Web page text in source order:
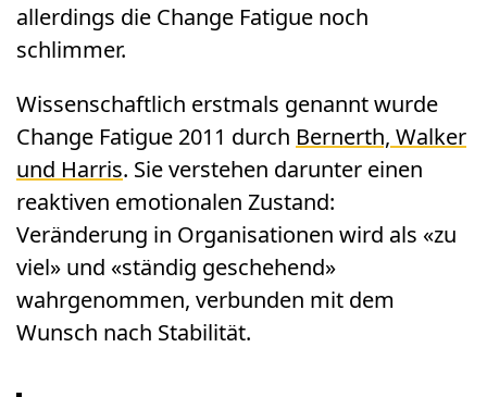
allerdings die Change Fatigue noch
schlimmer.
Wissenschaftlich erstmals genannt wurde
Change Fatigue 2011 durch Bernerth, Walker
und Harris. Sie verstehen darunter einen
reaktiven emotionalen Zustand:
Veränderung in Organisationen wird als «zu
viel» und «ständig geschehend»
wahrgenommen, verbunden mit dem
Wunsch nach Stabilität.